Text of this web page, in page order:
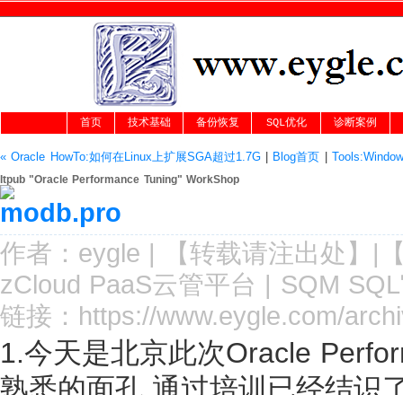
首页 技术基础 备份恢复 SQL优化 诊断案例
« Oracle HowTo:如何在Linux上扩展SGA超过1.7G| Blog首页
Itpub "Oracle Performance Tuning" WorkShop
作者： eygle | 【转载请注出处 】|
zCloud PaaS云管平台 | SQM
链接： https://www.eygle.com/
1.今天是北京此次Oracle
熟悉的面孔,通过培训已经结识